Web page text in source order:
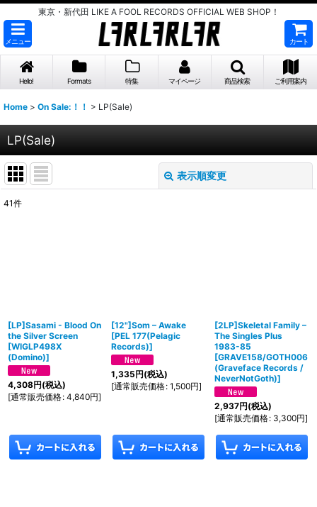
東京・新代田 LIKE A FOOL RECORDS OFFICIAL WEB SHOP！
メニュー カート
Hello! Formats 特集 マイページ 商品検索 ご利用案内
Home > On Sale:！！ > LP(Sale)
LP(Sale)
表示順変更
41件
[LP]Sasami - Blood On
the Silver Screen
[WIGLP498X
(Domino)]
4,308円(税込)
[通常販売価格: 4,840円]
[12"]Som ‎– Awake
[PEL 177(Pelagic
Records)]
1,335円(税込)
[通常販売価格: 1,500円]
[2LP]Skeletal Family –
The Singles Plus
1983-85
[GRAVE158/GOTH006
(Graveface Records /
NeverNotGoth)]
2,937円(税込)
[通常販売価格: 3,300円]